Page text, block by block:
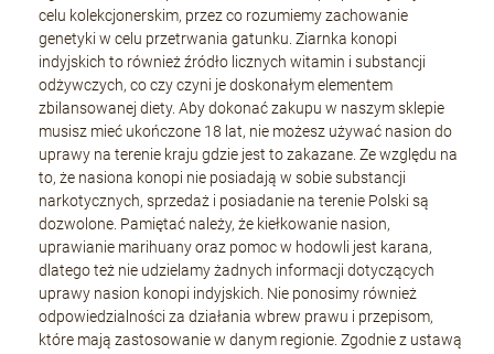
celu kolekcjonerskim, przez co rozumiemy zachowanie
genetyki w celu przetrwania gatunku. Ziarnka konopi
indyjskich to również źródło licznych witamin i substancji
odżywczych, co czy czyni je doskonałym elementem
zbilansowanej diety. Aby dokonać zakupu w naszym sklepie
musisz mieć ukończone 18 lat, nie możesz używać nasion do
uprawy na terenie kraju gdzie jest to zakazane. Ze względu na
to, że nasiona konopi nie posiadają w sobie substancji
narkotycznych, sprzedaż i posiadanie na terenie Polski są
dozwolone. Pamiętać należy, że kiełkowanie nasion,
uprawianie marihuany oraz pomoc w hodowli jest karana,
dlatego też nie udzielamy żadnych informacji dotyczących
uprawy nasion konopi indyjskich. Nie ponosimy również
odpowiedzialności za działania wbrew prawu i przepisom,
które mają zastosowanie w danym regionie. Zgodnie z ustawą